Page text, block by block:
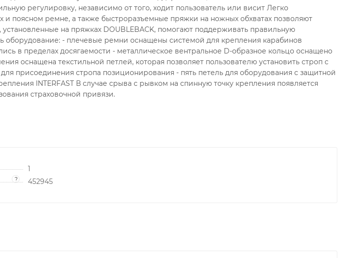
регулировку, независимо от того, ходит пользователь или висит Легко
поясном ремне, а также быстроразъемные пряжки на ножных обхватах позволяют
на пряжках DOUBLEBACK, помогают поддерживать правильную
оборудование: - плечевые ремни оснащены системой для крепления карабинов
в пределах досягаемости - металлическое вентральное D-образное кольцо оснащено
оснащена текстильной петлей, которая позволяет пользователю установить строп с
присоединения стропа позиционирования - пять петель для оборудования с защитной
INTERFAST В случае срыва с рывком на спинную точку крепления появляется
страховочной привязи.
1
? 452945